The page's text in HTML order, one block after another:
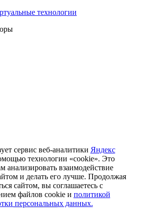
технологии
сервис веб-аналитики Яндекс
технологии «cookie». Это
анализировать взаимодействие
и делать его лучше. Продолжая
сайтом, вы соглашаетесь с
файлов cookie и политикой
персональных данных.